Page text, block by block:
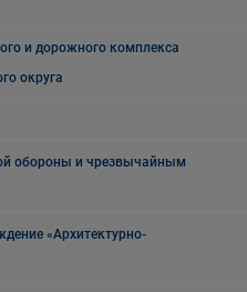
и дорожного комплекса
округа
обороны и чрезвычайным
«Архитектурно-